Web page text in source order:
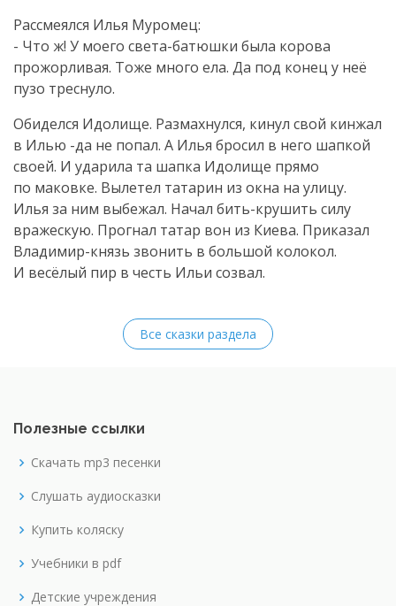
Рассмеялся Илья Муромец:
- Что ж! У моего света-батюшки была корова
прожорливая. Тоже много ела. Да под конец у неё
пузо треснуло.
Обиделся Идолище. Размахнулся, кинул свой кинжал
в Илью -да не попал. А Илья бросил в него шапкой
своей. И ударила та шапка Идолище прямо
по маковке. Вылетел татарин из окна на улицу.
Илья за ним выбежал. Начал бить-крушить силу
вражескую. Прогнал татар вон из Киева. Приказал
Владимир-князь звонить в большой колокол.
И весёлый пир в честь Ильи созвал.
Все сказки раздела
Полезные ссылки
Скачать mp3 песенки
Слушать аудиосказки
Купить коляску
Учебники в pdf
Детские учреждения